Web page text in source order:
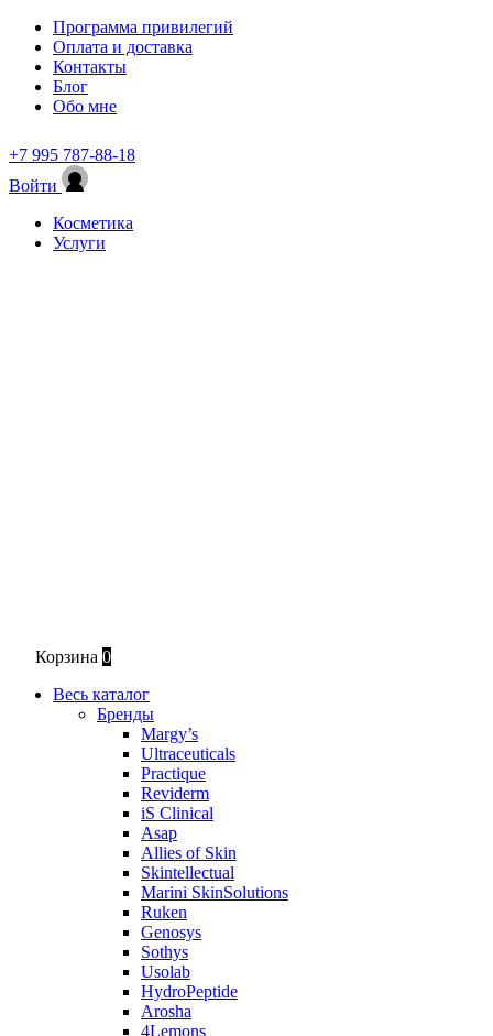
Программа привилегий
Оплата и доставка
Контакты
Блог
Обо мне
+7 995 787-88-18
Войти
Косметика
Услуги
Корзина 0
Весь каталог
Бренды
Margy’s
Ultraceuticals
Practique
Reviderm
iS Clinical
Asap
Allies of Skin
Skintellectual
Marini SkinSolutions
Ruken
Genosys
Sothys
Usolab
HydroPeptide
Arosha
4Lemons